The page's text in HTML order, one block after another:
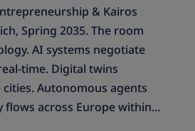
& Kairos
Spring 2035. The room
AI systems negotiate
time. Digital twins
Autonomous agents
flows across Europe within...